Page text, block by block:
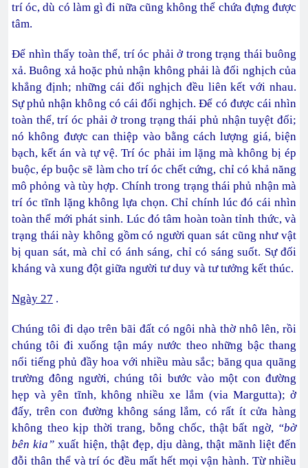
trí óc, dù có làm gì đi nữa cũng không thể chứa đựng được
tâm.
Để nhìn thấy toàn thể, trí óc phải ở trong trạng thái buông
xả. Buông xả hoặc phủ nhận không phải là đối nghịch của
khẳng định; những cái đối nghịch đều liên kết với nhau.
Sự phủ nhận không có cái đối nghịch. Để có được cái nhìn
toàn thể, trí óc phải ở trong trạng thái phủ nhận tuyệt đối;
nó không được can thiệp vào bằng cách lượng giá, biện
bạch, kết án và tự vệ. Trí óc phải im lặng mà không bị ép
buộc, ép buộc sẽ làm cho trí óc chết cứng, chỉ có khả năng
mô phỏng và tùy hợp. Chính trong trạng thái phủ nhận mà
trí óc tĩnh lặng không lựa chọn. Chỉ chính lúc đó cái nhìn
toàn thể mới phát sinh. Lúc đó tâm hoàn toàn tỉnh thức, và
trạng thái này không gồm có người quan sát cũng như vật
bị quan sát, mà chỉ có ánh sáng, chỉ có sáng suốt. Sự đối
kháng và xung đột giữa người tư duy và tư tưởng kết thúc.
Ngày 27 .
Chúng tôi đi dạo trên bãi đất có ngôi nhà thờ nhô lên, rồi
chúng tôi đi xuống tận máy nước theo những bậc thang
nổi tiếng phủ đầy hoa với nhiều màu sắc; băng qua quãng
trường đông người, chúng tôi bước vào một con đường
hẹp và yên tĩnh, không nhiều xe lắm (via Margutta); ở
đấy, trên con đường không sáng lắm, có rất ít cửa hàng
không theo kịp thời trang, bỗng chốc, thật bất ngờ, “bờ
bên kia” xuất hiện, thật đẹp, dịu dàng, thật mãnh liệt đến
đỗi thân thể và trí óc đều mất hết mọi vận hành. Từ nhiều